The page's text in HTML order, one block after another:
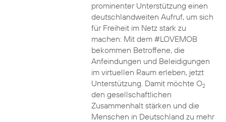
prominenter Unterstützung einen
deutschlandweiten Aufruf, um sich
für Freiheit im Netz stark zu
machen: Mit dem #LOVEMOB
bekommen Betroffene, die
Anfeindungen und Beleidigungen
im virtuellen Raum erleben, jetzt
Unterstützung. Damit möchte O2
den gesellschaftlichen
Zusammenhalt stärken und die
Menschen in Deutschland zu mehr